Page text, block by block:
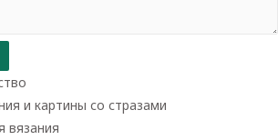
и картины со стразами
вязания